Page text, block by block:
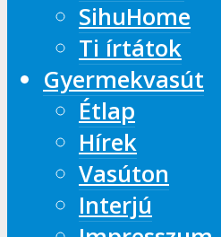
SihuHome
Ti írtátok
Gyermekvasút
Étlap
Hírek
Vasúton
Interjú